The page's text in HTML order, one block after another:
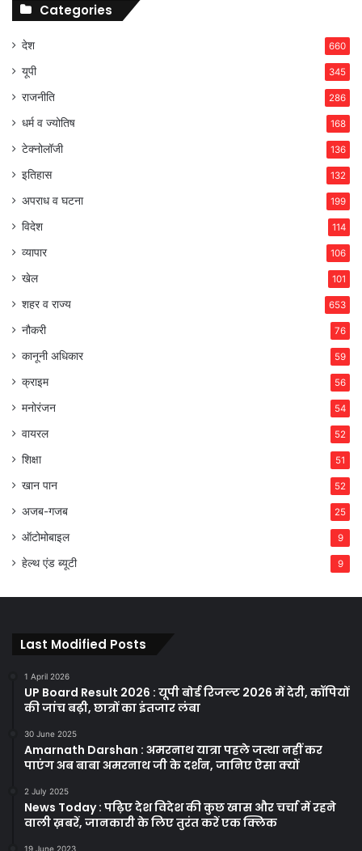
Categories
देश 660
यूपी 345
राजनीति 286
धर्म व ज्योतिष 168
टेक्नोलॉजी 136
इतिहास 132
अपराध व घटना 199
विदेश 114
व्यापार 106
खेल 101
शहर व राज्य 653
नौकरी 76
कानूनी अधिकार 59
क्राइम 56
मनोरंजन 54
वायरल 52
शिक्षा 51
खान पान 52
अजब-गजब 25
ऑटोमोबाइल 9
हेल्थ एंड ब्यूटी 9
Last Modified Posts
1 April 2026
UP Board Result 2026 : यूपी बोर्ड रिजल्ट 2026 में देरी, कॉपियों
की जांच बढ़ी, छात्रों का इंतजार लंबा
30 June 2025
Amarnath Darshan : अमरनाथ यात्रा पहले जत्था नहीं कर
पाएंग अब बाबा अमरनाथ जी के दर्शन, जानिए ऐसा क्यों
2 July 2025
News Today : पढ़िए देश विदेश की कुछ खास और चर्चा में रहने
वाली ख़बरें, जानकारी के लिए तुरंत करें एक क्लिक
19 June 2023